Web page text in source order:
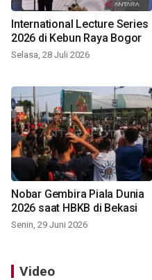
International Lecture Series
2026 di Kebun Raya Bogor
Selasa, 28 Juli 2026
Nobar Gembira Piala Dunia
2026 saat HBKB di Bekasi
Senin, 29 Juni 2026
Video